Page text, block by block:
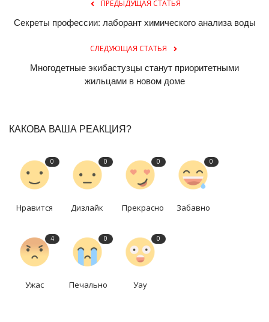
ПРЕДЫДУЩАЯ СТАТЬЯ
Секреты профессии: лаборант химического анализа воды
СЛЕДУЮЩАЯ СТАТЬЯ
Многодетные экибастузцы станут приоритетными
жильцами в новом доме
КАКОВА ВАША РЕАКЦИЯ?
0
Нравится
0
Дизлайк
0
Прекрасно
0
Забавно
4
Ужас
0
Печально
0
Уау